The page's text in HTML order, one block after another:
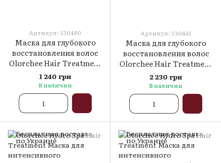
Артикул: 530460
Маска для глубокого
восстановления волос
Olorchee Hair Treatment
Deep Repair, 500мл
1 240 грн
В наличии
Артикул: 530461
Маска для глубокого
восстановления волос
Olorchee Hair Treatment
Deep Repair, 1000мл
2 230 грн
В наличии